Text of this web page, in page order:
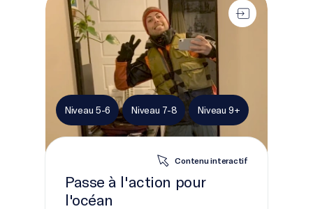
Niveau 5-6 Niveau 7-8 Niveau 9+
Contenu interactif
Passe à l'action pour
l'océan